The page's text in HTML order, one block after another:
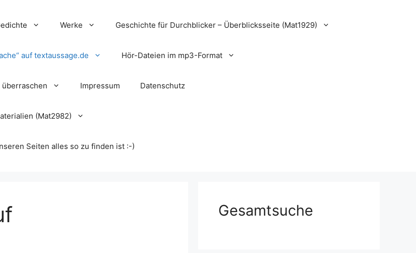
Werke Geschichte für Durchblicker – Überblicksseite (Mat1929)
auf textaussage.de Hör-Dateien im mp3-Format
Impressum Datenschutz
(Mat2982)
Seiten alles so zu finden ist :-)
Gesamtsuche